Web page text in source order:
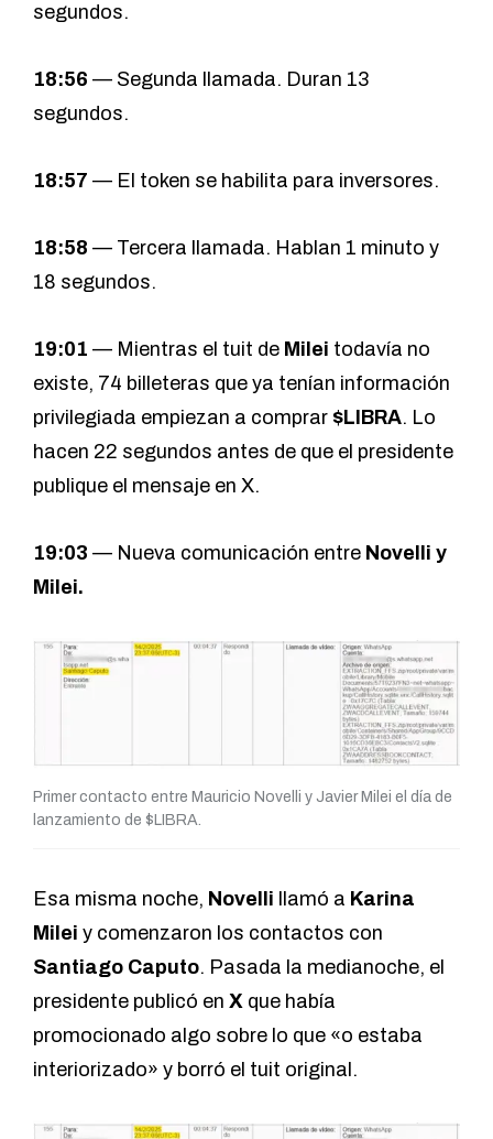
segundos.
18:56 — Segunda llamada. Duran 13
segundos.
18:57 — El token se habilita para inversores.
18:58 — Tercera llamada. Hablan 1 minuto y
18 segundos.
19:01 — Mientras el tuit de Milei todavía no
existe, 74 billeteras que ya tenían información
privilegiada empiezan a comprar $LIBRA. Lo
hacen 22 segundos antes de que el presidente
publique el mensaje en X.
19:03 — Nueva comunicación entre Novelli y
Milei.
Primer contacto entre Mauricio Novelli y Javier Milei el día de
lanzamiento de $LIBRA.
Esa misma noche, Novelli llamó a Karina
Milei y comenzaron los contactos con
Santiago Caputo. Pasada la medianoche, el
presidente publicó en X que había
promocionado algo sobre lo que «o estaba
interiorizado» y borró el tuit original.